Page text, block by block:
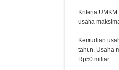
Kriteria
usaha
Kemudian
tahun. Usaha
Rp50 miliar.